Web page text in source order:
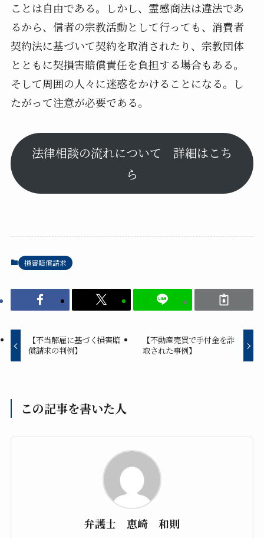
ことは自由である。しかし、霊感商法は違法であ
るから、信者の宗教活動として行っても、消費者
契約法に基づいて契約を取消されたり、宗教団体
とともに契損害賠償責任を負担する場合もある。
そして周囲の人々に迷惑をかけることになる。し
たがって注意が必要である。
法律相談の流れについて 詳細はこち
ら
損害賠償請求
【不当解雇に基づく損害賠
償請求の判例】
【不動産売買で手付金を詐
取された事例】
この記事を書いた人
弁護士 恵崎 和則